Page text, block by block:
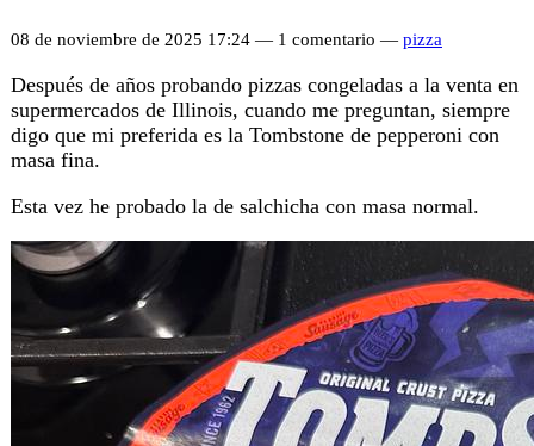
08 de noviembre de 2025 17:24 — 1 comentario — pizza
Después de años probando pizzas congeladas a la venta en
supermercados de Illinois, cuando me preguntan, siempre
digo que mi preferida es la Tombstone de pepperoni con
masa fina.
Esta vez he probado la de salchicha con masa normal.